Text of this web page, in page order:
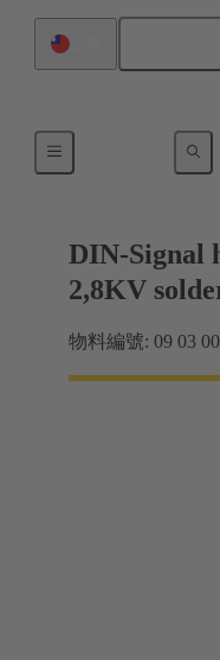
DIN-Signal
2,8KV
物料編號: 09 03